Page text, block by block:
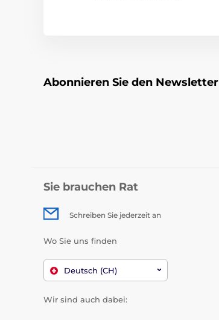
Abonnieren Sie den Newsletter
Sie brauchen Rat
Schreiben Sie jederzeit an
Wo Sie uns finden
Deutsch (CH)
Wir sind auch dabei: